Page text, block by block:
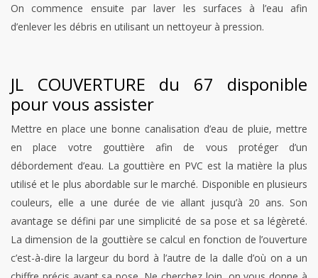
On commence ensuite par laver les surfaces à l’eau afin
d’enlever les débris en utilisant un nettoyeur à pression.
JL COUVERTURE du 67 disponible
pour vous assister
Mettre en place une bonne canalisation d’eau de pluie, mettre
en place votre gouttière afin de vous protéger d’un
débordement d’eau. La gouttière en PVC est la matière la plus
utilisé et le plus abordable sur le marché. Disponible en plusieurs
couleurs, elle a une durée de vie allant jusqu’à 20 ans. Son
avantage se défini par une simplicité de sa pose et sa légèreté.
La dimension de la gouttière se calcul en fonction de l’ouverture
c’est-à-dire la largeur du bord à l’autre de la dalle d’où on a un